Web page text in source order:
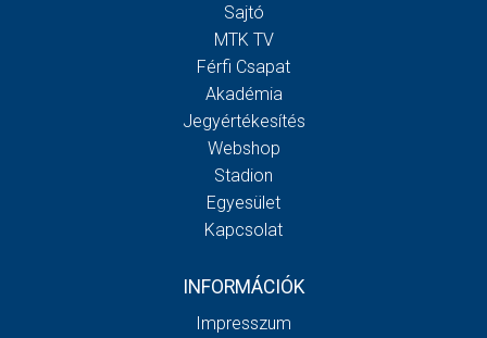
Sajtó
MTK TV
Férfi Csapat
Akadémia
Jegyértékesítés
Webshop
Stadion
Egyesület
Kapcsolat
INFORMÁCIÓK
Impresszum